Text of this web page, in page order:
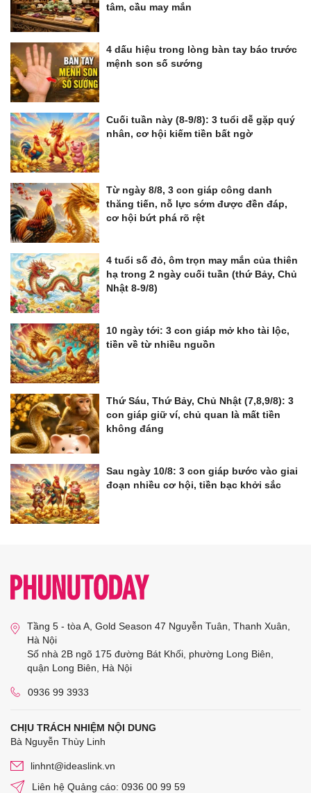
tâm, cầu may mắn
4 dấu hiệu trong lòng bàn tay báo trước
mệnh son số sướng
Cuối tuần này (8-9/8): 3 tuổi dễ gặp quý
nhân, cơ hội kiếm tiền bất ngờ
Từ ngày 8/8, 3 con giáp công danh
thăng tiến, nỗ lực sớm được đền đáp,
cơ hội bứt phá rõ rệt
4 tuổi số đỏ, ôm trọn may mắn của thiên
hạ trong 2 ngày cuối tuần (thứ Bảy, Chủ
Nhật 8-9/8)
10 ngày tới: 3 con giáp mở kho tài lộc,
tiền về từ nhiều nguồn
Thứ Sáu, Thứ Bảy, Chủ Nhật (7,8,9/8): 3
con giáp giữ ví, chủ quan là mất tiền
không đáng
Sau ngày 10/8: 3 con giáp bước vào giai
đoạn nhiều cơ hội, tiền bạc khởi sắc
Tầng 5 - tòa A, Gold Season 47 Nguyễn Tuân, Thanh Xuân,
Hà Nội
Số nhà 2B ngõ 175 đường Bát Khối, phường Long Biên,
quận Long Biên, Hà Nội
0936 99 3933
CHỊU TRÁCH NHIỆM NỘI DUNG
Bà Nguyễn Thùy Linh
linhnt@ideaslink.vn
Liên hệ Quảng cáo: 0936 00 99 59